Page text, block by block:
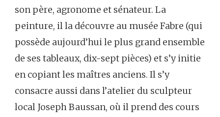
son père, agronome et sénateur. La
peinture, il la découvre au musée Fabre (qui
possède aujourd’hui le plus grand ensemble
de ses tableaux, dix-sept pièces) et s’y initie
en copiant les maîtres anciens. Il s’y
consacre aussi dans l’atelier du sculpteur
local Joseph Baussan, où il prend des cours